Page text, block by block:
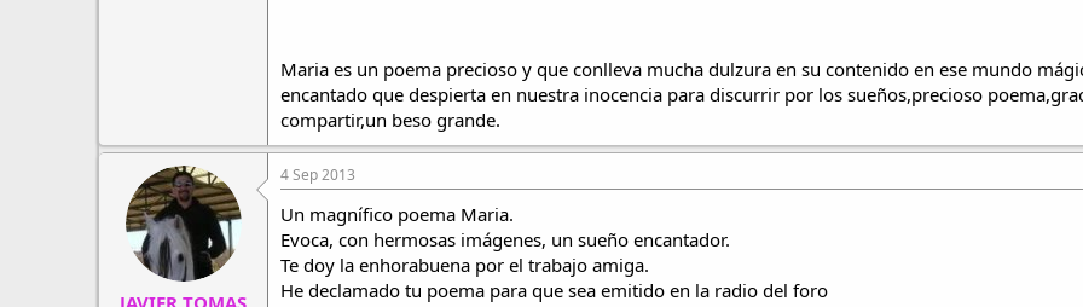
Las hadas señalan a la media noche,
a esa su luna,
niña de sus ojos que desciende poco a poco,
para iluminar sus camitas...
Hadita haditas de la noche apaguen sus luceros,
en sus rostros blancos de aterciopelada belleza,
Cuando el reloj dé en punto y la hora señalada sea de media noche,
las pequeñas haditas saltaran de sus camitas,
poco a poco y sigilosamente danzaran en el camino,
al abrigo de la noche,
Maria es un poema precioso y que conlleva mucha dulzura en su contenido en ese mundo
encantado que despierta en nuestra inocencia para discurrir por los sueños,precioso
compartir,un beso grande.
JAVIER TOMAS
4 Sep 2013
Un magnífico poema Maria.
Evoca, con hermosas imágenes, un sueño encantador.
Te doy la enhorabuena por el trabajo amiga.
He declamado tu poema para que sea emitido en la radio del foro